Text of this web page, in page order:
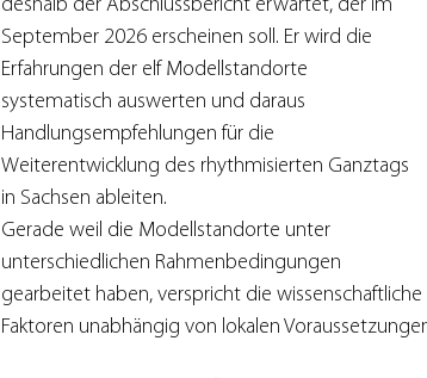
deshalb der Abschlussbericht erwartet, der im
September 2026 erscheinen soll. Er wird die
Erfahrungen der elf Modellstandorte
systematisch auswerten und daraus
Handlungsempfehlungen für die
Weiterentwicklung des rhythmisierten Ganztags
in Sachsen ableiten.
Gerade weil die Modellstandorte unter
unterschiedlichen Rahmenbedingungen
gearbeitet haben, verspricht die
Faktoren unabhängig von lokalen